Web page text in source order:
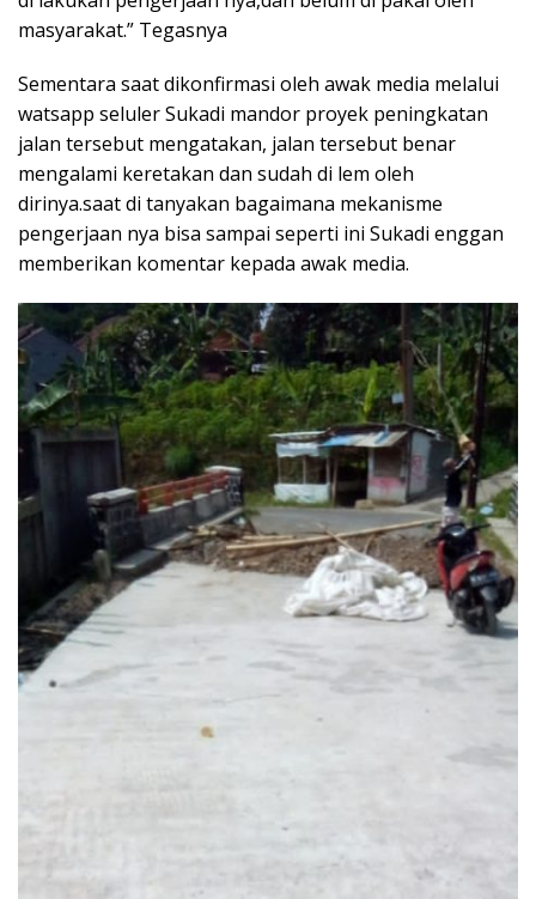
masyarakat.” Tegasnya
Sementara saat dikonfirmasi oleh awak media melalui
watsapp seluler Sukadi mandor proyek peningkatan
jalan tersebut mengatakan, jalan tersebut benar
mengalami keretakan dan sudah di lem oleh
dirinya.saat di tanyakan bagaimana mekanisme
pengerjaan nya bisa sampai seperti ini Sukadi enggan
memberikan komentar kepada awak media.